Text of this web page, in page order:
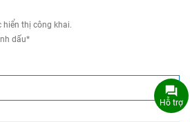
hiển thị công khai.
dấu*
Hỗ trợ